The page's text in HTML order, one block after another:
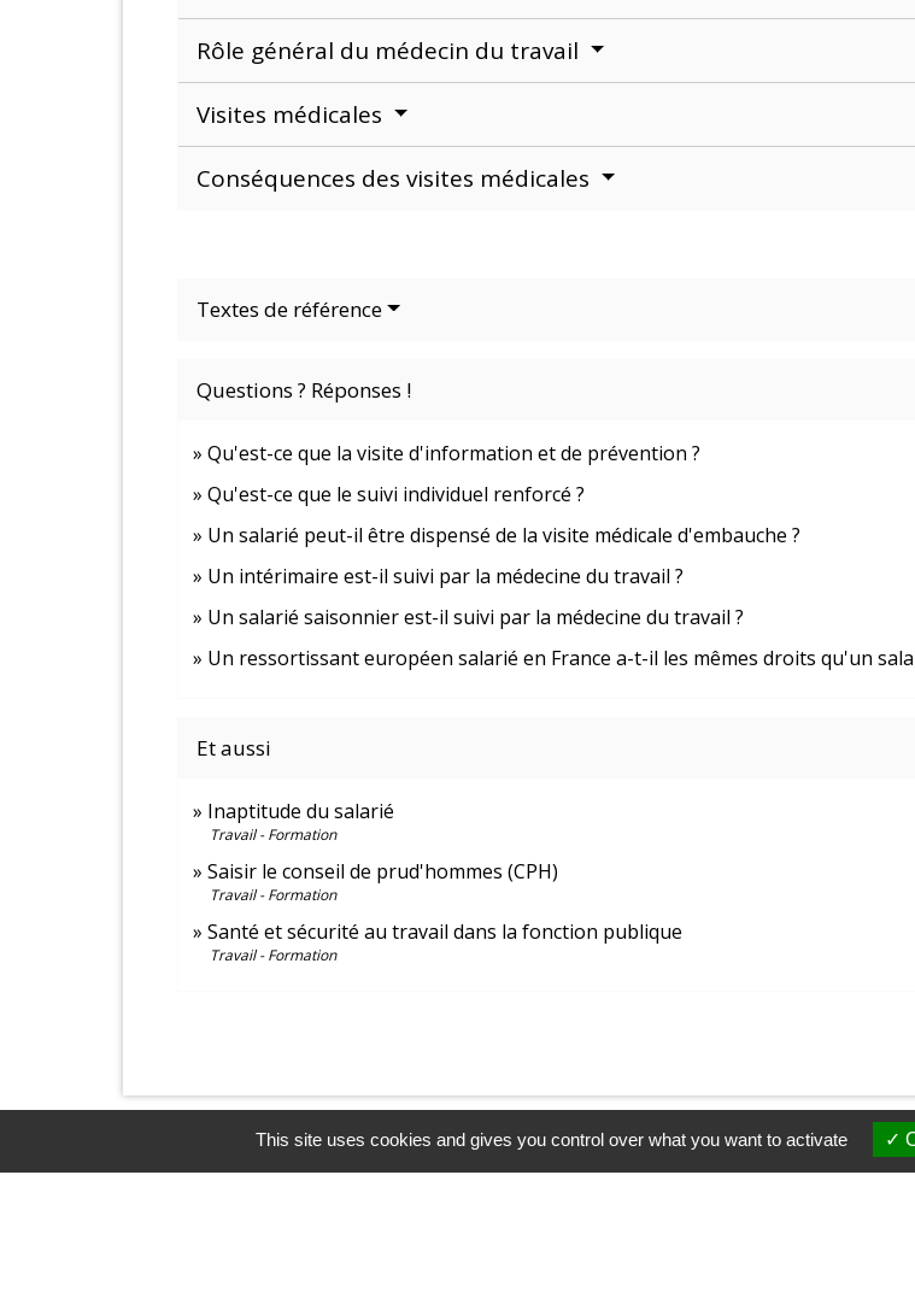
Rôle général du médecin du travail
Visites médicales
Conséquences des visites médicales
Textes de référence
Questions ? Réponses !
Qu'est-ce que la visite d'information et de prévention ?
Qu'est-ce que le suivi individuel renforcé ?
Un salarié peut-il être dispensé de la visite médicale d'embauche ?
Un intérimaire est-il suivi par la médecine du travail ?
Un salarié saisonnier est-il suivi par la médecine du travail ?
Un ressortissant européen salarié en France a-t-il les mêmes droits qu'un
Et aussi
Inaptitude du salarié
Travail - Formation
Saisir le conseil de prud'hommes (CPH)
Travail - Formation
Santé et sécurité au travail dans la fonction publique
Travail - Formation
This site uses cookies and gives you control over what you want to activate